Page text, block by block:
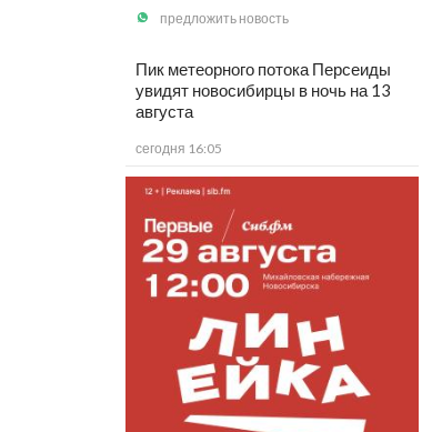
предложить новость
Пик метеорного потока Персеиды
увидят новосибирцы в ночь на 13
августа
сегодня 16:05